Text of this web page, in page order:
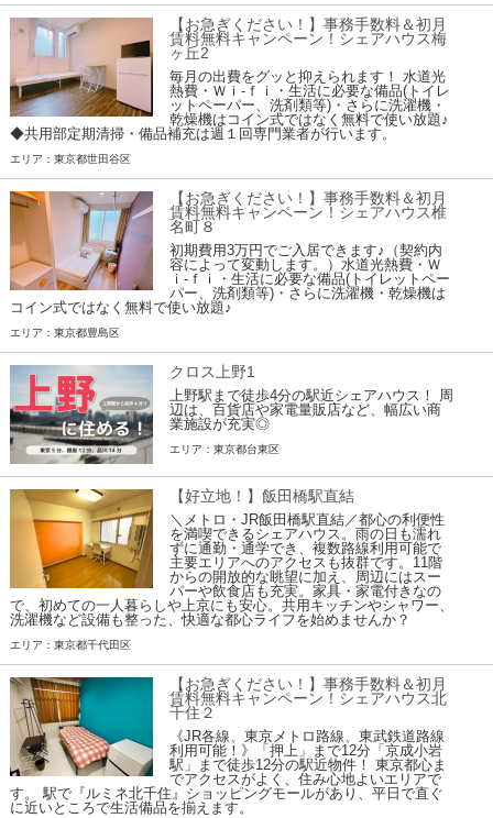
【お急ぎください！】事務手数料＆初月
賃料無料キャンペーン！シェアハウス梅
ヶ丘2
毎月の出費をグッと抑えられます！ 水道光
熱費・Ｗｉ-ｆｉ・生活に必要な備品(トイレ
ットペーパー、洗剤類等)・さらに洗濯機・
乾燥機はコイン式ではなく無料で使い放題♪
◆共用部定期清掃・備品補充は週１回専門業者が行います。
エリア：東京都世田谷区
【お急ぎください！】事務手数料＆初月
賃料無料キャンペーン！シェアハウス椎
名町８
初期費用3万円でご入居できます♪（契約内
容によって変動します。）水道光熱費・Ｗ
ｉ-ｆｉ・生活に必要な備品(トイレットペー
パー、洗剤類等)・さらに洗濯機・乾燥機は
コイン式ではなく無料で使い放題♪
エリア：東京都豊島区
クロス上野1
上野駅まで徒歩4分の駅近シェアハウス！ 周
辺は、百貨店や家電量販店など、幅広い商
業施設が充実◎
エリア：東京都台東区
【好立地！】飯田橋駅直結
＼メトロ・JR飯田橋駅直結／都心の利便性
を満喫できるシェアハウス。雨の日も濡れ
ずに通勤・通学でき、複数路線利用可能で
主要エリアへのアクセスも抜群です。11階
からの開放的な眺望に加え、周辺にはスー
パーや飲食店も充実。家具・家電付きなの
で、初めての一人暮らしや上京にも安心。共用キッチンやシャワー、
洗濯機など設備も整った、快適な都心ライフを始めませんか？
エリア：東京都千代田区
【お急ぎください！】事務手数料＆初月
賃料無料キャンペーン！シェアハウス北
千住２
《JR各線、東京メトロ路線、東武鉄道路線
利用可能！》「押上」まで12分「京成小岩
駅」まで徒歩12分の駅近物件！ 東京都心ま
でアクセスがよく、住み心地よいエリアで
す。 駅で『ルミネ北千住』ショッピングモールがあり、平日で直ぐ
に近いところで生活備品を揃えます。